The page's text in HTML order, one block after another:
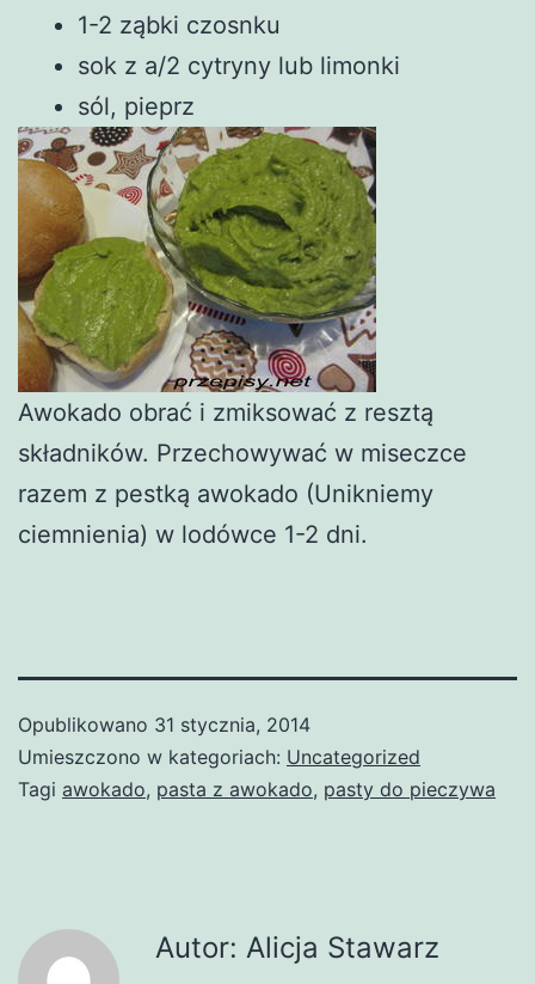
1-2 ząbki czosnku
sok z a/2 cytryny lub limonki
sól, pieprz
Awokado obrać i zmiksować z resztą
składników. Przechowywać w miseczce
razem z pestką awokado (Unikniemy
ciemnienia) w lodówce 1-2 dni.
Opublikowano 31 stycznia, 2014
Umieszczono w kategoriach: Uncategorized
Tagi awokado, pasta z awokado, pasty do pieczywa
Autor: Alicja Stawarz